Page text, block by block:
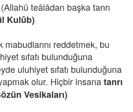
teâlâdan başka tanrı
Kulûb)
mabudlarını reddetmek, bu
sıfatı bulunduğuna
uluhiyet sıfatı bulunduğuna
olur. Hiçbir insanatanrı
Vesikaları)